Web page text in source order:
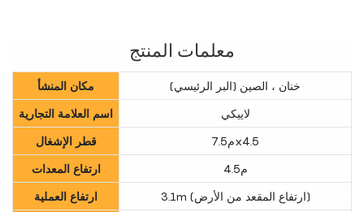
معلمات المنتج
مكان المنشأ
خنان ، الصين (البر الرئيسي)
اسم العلامة التجارية
لاييكي
قطر الإشغال
م7.5x4.5
ارتفاع المعدات
م4.5
ارتفاع العملية
3.1m (ارتفاع المقعد من الأرض)